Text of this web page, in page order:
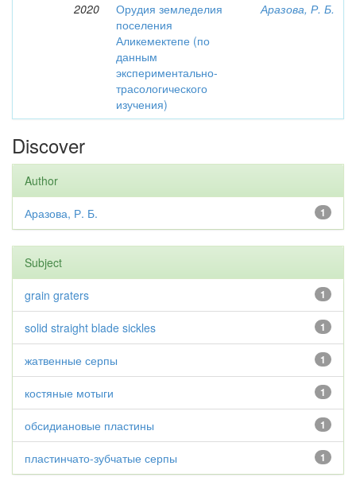
2020
Орудия земледелия
поселения
Аликемектепе (по
данным
экспериментально-
трасологического
изучения)
Аразова, Р. Б.
Discover
Author
1
Аразова, Р. Б.
Subject
1
grain graters
1
solid straight blade sickles
1
жатвенные серпы
1
костяные мотыги
1
обсидиановые пластины
1
пластинчато-зубчатые серпы